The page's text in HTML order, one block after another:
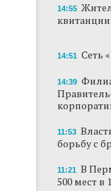
Власти
с
Продажи
на 30%
Власти
стадиона
В Перми
лисица»
В Перми в
14:55
14:51 Сеть
14:39
11:53
борьбу с
11:21 В
500 мест в